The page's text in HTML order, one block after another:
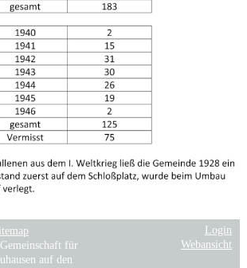
für
auf den
Login
Webansicht